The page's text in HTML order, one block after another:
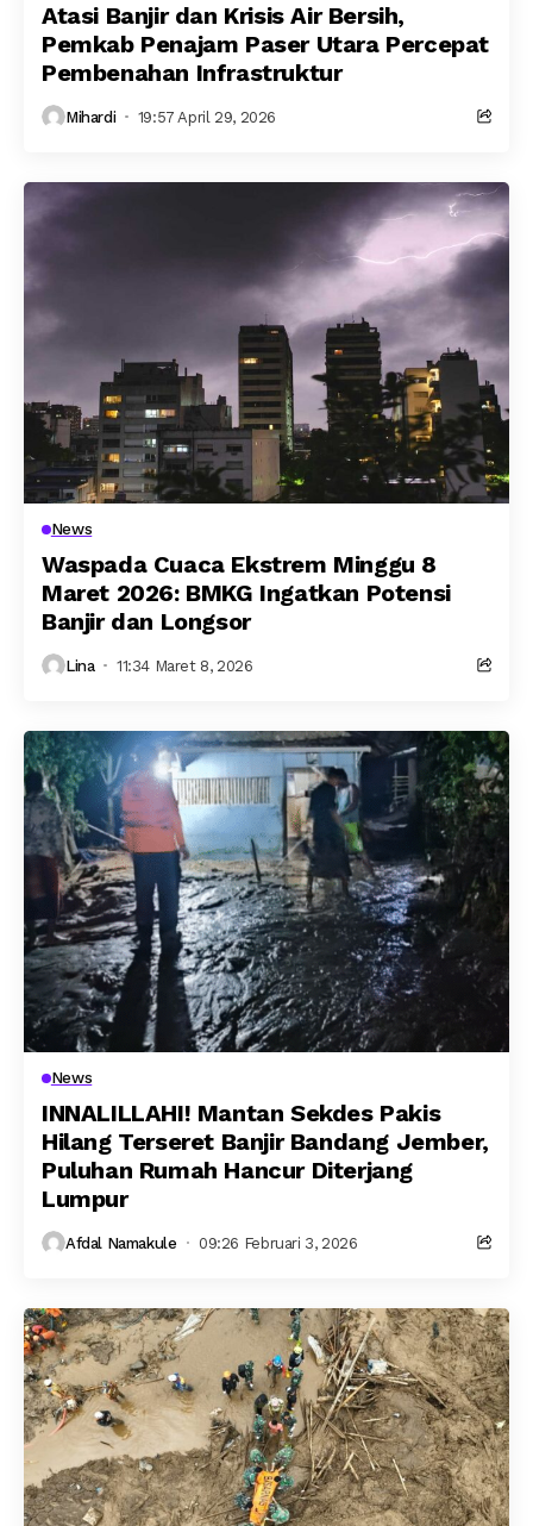
Atasi Banjir dan Krisis Air Bersih,
Pemkab Penajam Paser Utara Percepat
Pembenahan Infrastruktur
Mihardi 19:57 April 29, 2026
News
Waspada Cuaca Ekstrem Minggu 8
Maret 2026: BMKG Ingatkan Potensi
Banjir dan Longsor
Lina 11:34 Maret 8, 2026
News
INNALILLAHI! Mantan Sekdes Pakis
Hilang Terseret Banjir Bandang Jember,
Puluhan Rumah Hancur Diterjang
Lumpur
Afdal Namakule 09:26 Februari 3, 2026